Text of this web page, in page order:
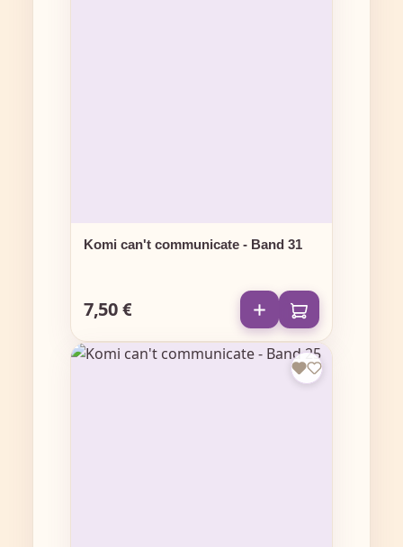
Komi can't communicate - Band 31
Regulärer Preis:
7,50 €